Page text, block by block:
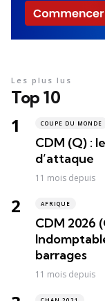
Top 10
Les plus lus
COUPE DU MONDE
CDM (Q) :
d’attaque
11 mois depuis
AFRIQUE
CDM 2026
barrages
11 mois depuis